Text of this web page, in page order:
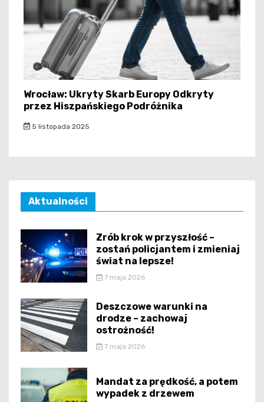
Wrocław: Ukryty Skarb Europy Odkryty
przez Hiszpańskiego Podróżnika
5 listopada 2025
Aktualności
Zrób krok w przyszłość –
zostań policjantem i zmieniaj
świat na lepsze!
7 maja 2026
Deszczowe warunki na
drodze – zachowaj
ostrożność!
7 maja 2026
Mandat za prędkość, a potem
wypadek z drzewem